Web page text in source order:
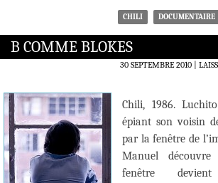
CHILI DOCUMENTAIRE
B COMME BLOKES
30 SEPTEMBRE 2010
Chili, 1986.
épiant son voisin
par la fenêtre de
Manuel
fenêtre